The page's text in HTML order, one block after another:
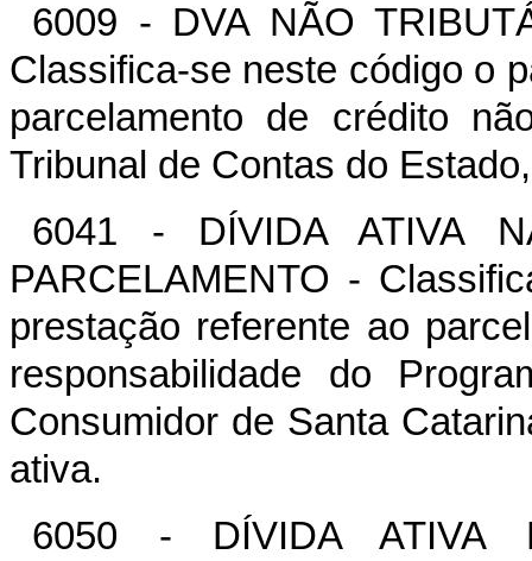
6009 - DVA NÃO
Classifica-se neste código o
parcelamento de crédito
Tribunal de Contas do
6041 - DÍVIDA ATIVA
PARCELAMENTO -
prestação referente ao
responsabilidade do
Consumidor de Santa
ativa.
6050 - DÍVIDA ATIVA